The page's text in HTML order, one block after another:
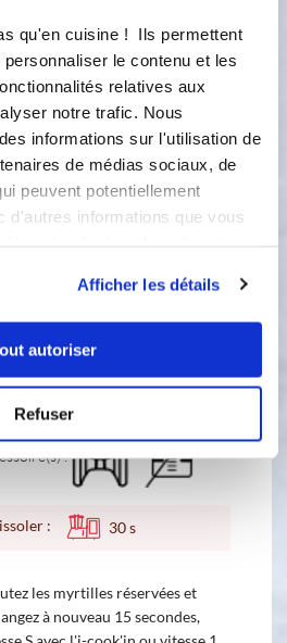
qu'en cuisine ! Ils permettent
le contenu et les
relatives aux
notre trafic. Nous
informations sur l'utilisation de
de médias sociaux, de
peuvent potentiellement
d'autres informations que vous
Afficher les détails
autoriser
Refuser
le blanc d'oeuf dans le bol et
1 mn, vitesse 5. Puis,
restantes, ajoutez en pluie le
réservé.
:
et mélangez 30 secondes,
S avec l'i-cook'in ou vitesse 1
le 3.0.
:
: 30s
les myrtilles réservées et
à nouveau 15 secondes,